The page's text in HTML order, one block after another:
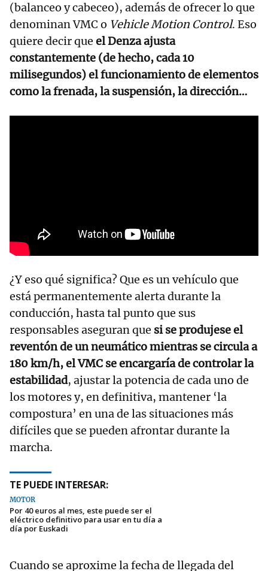
(balanceo y cabeceo), además de ofrecer lo que
denominan VMC o Vehicle Motion Control. Eso
quiere decir que el Denza ajusta
constantemente (de hecho, cada 10
milisegundos) el funcionamiento de elementos
como la frenada, la suspensión, la dirección…
¿Y eso qué significa? Que es un vehículo que
está permanentemente alerta durante la
conducción, hasta tal punto que sus
responsables aseguran que si se produjese el
reventón de un neumático mientras se circula a
180 km/h, el VMC se encargaría de controlar la
estabilidad, ajustar la potencia de cada uno de
los motores y, en definitiva, mantener ‘la
compostura’ en una de las situaciones más
difíciles que se pueden afrontar durante la
marcha.
TE PUEDE INTERESAR:
MOTOR
Por 40 euros al mes, este puede ser el
eléctrico definitivo para usar en tu día a
día por Euskadi
Cuando se aproxime la fecha de llegada del